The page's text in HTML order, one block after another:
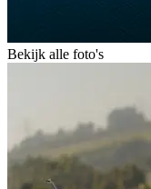
Bekijk alle foto's